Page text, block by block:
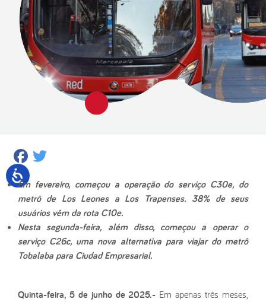
Facebook
Em fevereiro, começou a operação do serviço C30e, do
metrô de Los Leones a Los Trapenses. 38% de seus
usuários vêm da rota C10e.
Nesta segunda-feira, além disso, começou a operar o
serviço C26c, uma nova alternativa para viajar do metrô
Tobalaba para Ciudad Empresarial.
Quinta-feira, 5 de junho de 2025.- Em apenas três meses,